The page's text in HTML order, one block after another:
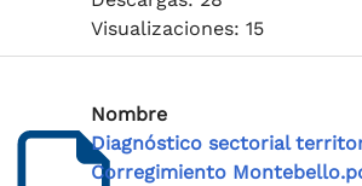
Visualizaciones: 15
Nombre
Diagnóstico sectorial
Corregimiento